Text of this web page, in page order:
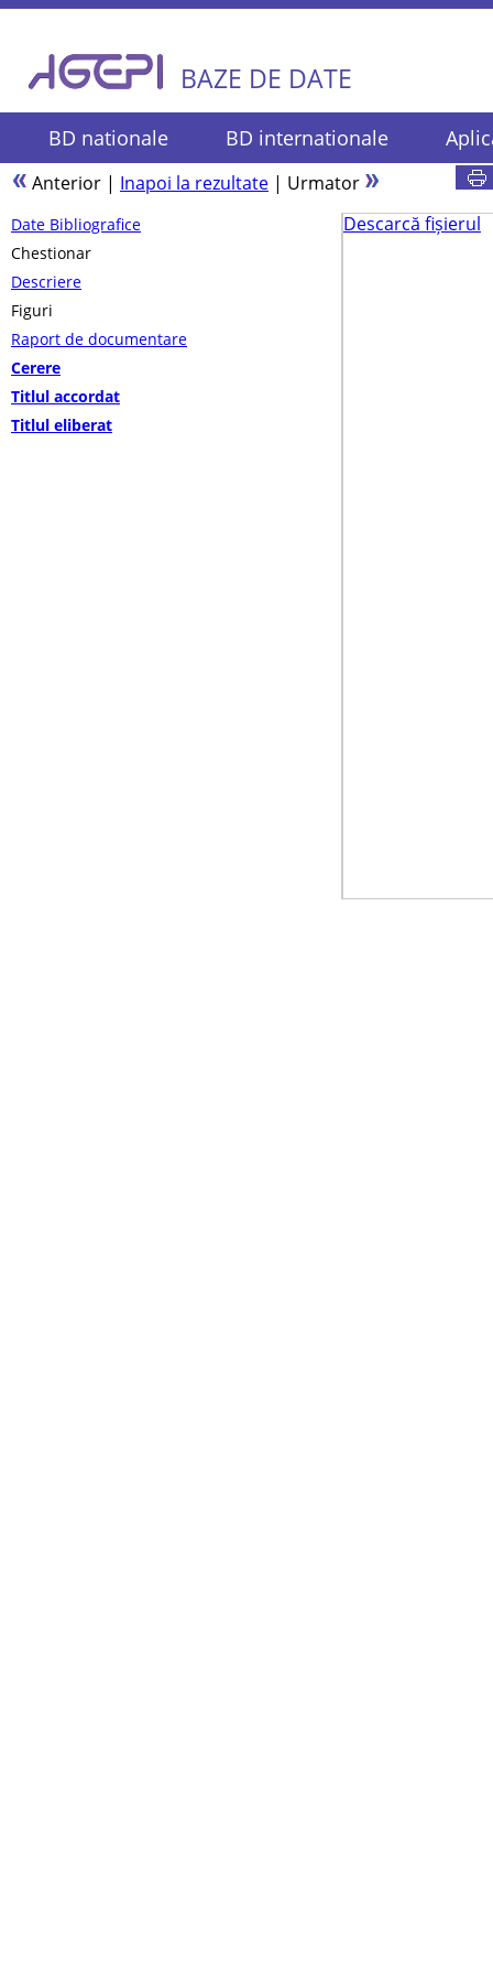
BAZE DE DATE
BD nationale BD internationale
Anterior | Inapoi la rezultate | Urmator
Date Bibliografice
Chestionar
Descriere
Figuri
Raport de documentare
Cerere
Titlul accordat
Titlul eliberat
Descarcă fișierul